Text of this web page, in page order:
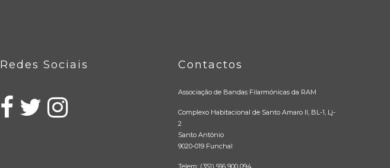
Redes Sociais Contactos
Associação de Bandas Filarmónicas da RAM
Complexo Habitacional de Santo Amaro II, BL-1, Lj-
2
Santo António
9020-019 Funchal
Telem: (351) 916 900 094